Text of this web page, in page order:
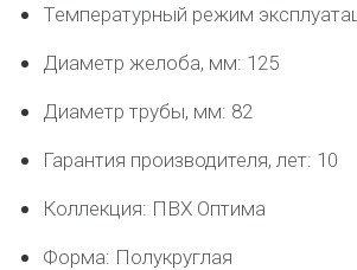
Температурный режим
Диаметр желоба, мм: 125
Диаметр трубы, мм: 82
Гарантия производителя, лет: 10
Коллекция: ПВХ Оптима
Форма: Полукруглая